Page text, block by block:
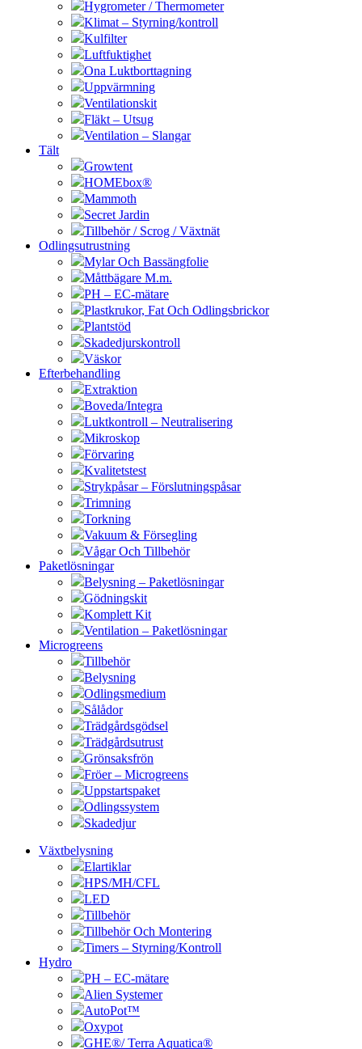
Hygrometer / Thermometer
Klimat – Styrning/kontroll
Kulfilter
Luftfuktighet
Ona Luktborttagning
Uppvärmning
Ventilationskit
Fläkt – Utsug
Ventilation – Slangar
Tält
Growtent
HOMEbox®
Mammoth
Secret Jardin
Tillbehör / Scrog / Växtnät
Odlingsutrustning
Mylar Och Bassängfolie
Måttbägare M.m.
PH – EC-mätare
Plastkrukor, Fat Och Odlingsbrickor
Plantstöd
Skadedjurskontroll
Väskor
Efterbehandling
Extraktion
Boveda/Integra
Luktkontroll – Neutralisering
Mikroskop
Förvaring
Kvalitetstest
Strykpåsar – Förslutningspåsar
Trimning
Torkning
Vakuum & Försegling
Vågar Och Tillbehör
Paketlösningar
Belysning – Paketlösningar
Gödningskit
Komplett Kit
Ventilation – Paketlösningar
Microgreens
Tillbehör
Belysning
Odlingsmedium
Sålådor
Trädgårdsgödsel
Trädgårdsutrust
Grönsaksfrön
Fröer – Microgreens
Uppstartspaket
Odlingssystem
Skadedjur
Växtbelysning
Elartiklar
HPS/MH/CFL
LED
Tillbehör
Tillbehör Och Montering
Timers – Styrning/Kontroll
Hydro
PH – EC-mätare
Alien Systemer
AutoPot™
Oxypot
GHE®/ Terra Aquatica®